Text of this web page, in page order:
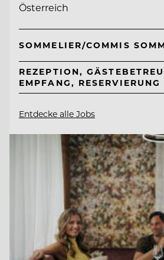
Österreich
SOMMELIER/COMMIS
REZEPTION,
EMPFANG, RESERVIERUNG
Entdecke alle Jobs